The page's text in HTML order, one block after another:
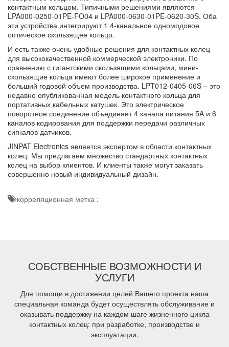
контактным кольцом. Типичными решениями являются
LPA000-0250-01PE-FO04 и LPA000-0630-01PE-0620-30S. Оба
эти устройства интегрируют 1 4-канальное одномодовое
оптическое скользящее кольцо.
И есть также очень удобные решения для контактных колец
для высококачественной коммерческой электроники. По
сравнению с гигантскими скользящими кольцами, мини-
скользящие кольца имеют более широкое применение и
больший годовой объем производства. LPT012-0405-06S – это
недавно опубликованная модель контактного кольца для
портативных кабельных катушек. Это электрическое
поворотное соединение объединяет 4 канала питания 5A и 6
каналов кодирования для поддержки передачи различных
сигналов датчиков.
JINPAT Electronics является экспертом в области контактных
колец. Мы предлагаем множество стандартных контактных
колец на выбор клиентов. И клиенты также могут заказать
совершенно новый индивидуальный дизайн.
корреляционная метка :
СОБСТВЕННЫЕ ВОЗМОЖНОСТИ И
УСЛУГИ
Для помощи в достижении целей Вашего проекта наша
специальная команда будет осуществлять обслуживание и
оказывать поддержку на каждом шаге жизненного цикла
контактных колец: при разработке, производстве и
эксплуатации.